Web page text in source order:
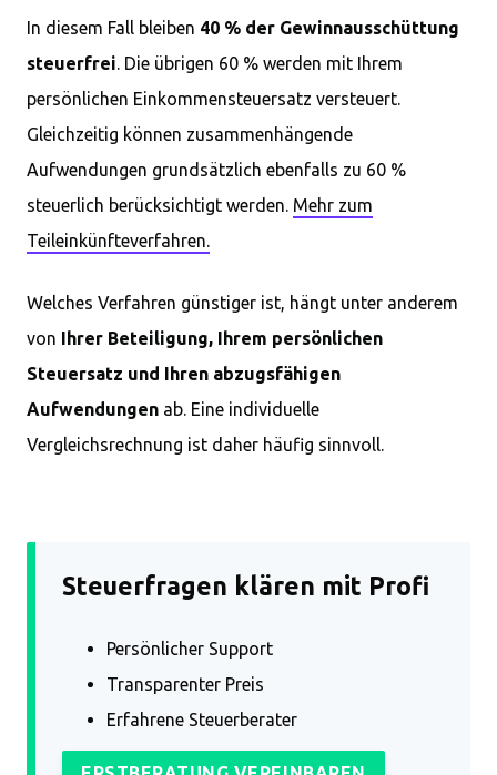
In diesem Fall bleiben 40 % der Gewinnausschüttung
steuerfrei. Die übrigen 60 % werden mit Ihrem
persönlichen Einkommensteuersatz versteuert.
Gleichzeitig können zusammenhängende
Aufwendungen grundsätzlich ebenfalls zu 60 %
steuerlich berücksichtigt werden. Mehr zum
Teileinkünfteverfahren.
Welches Verfahren günstiger ist, hängt unter anderem
von Ihrer Beteiligung, Ihrem persönlichen
Steuersatz und Ihren abzugsfähigen
Aufwendungen ab. Eine individuelle
Vergleichsrechnung ist daher häufig sinnvoll.
Steuerfragen klären mit Profi
Persönlicher Support
Transparenter Preis
Erfahrene Steuerberater